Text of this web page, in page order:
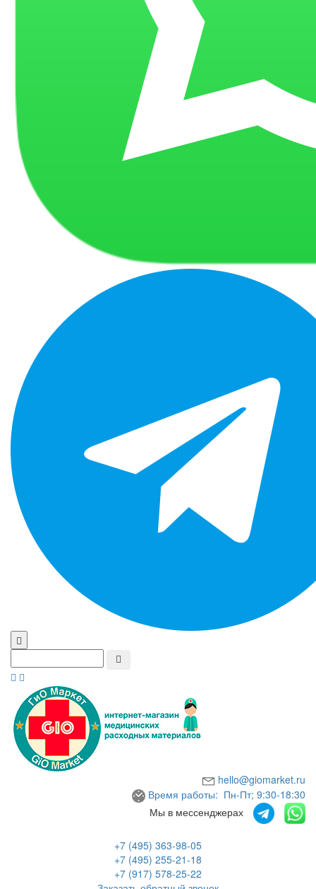
hello@giomarket.ru
Время работы: Пн-Пт; 9:30-18:30
Мы в мессенджерах
+7 (495) 363-98-05
+7 (495) 255-21-18
+7 (917) 578-25-22